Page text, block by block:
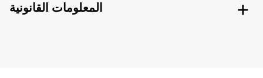
المعلومات القانونية